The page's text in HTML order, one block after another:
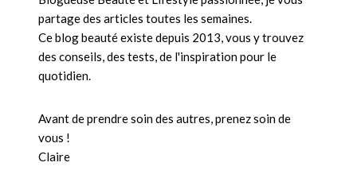
partage des articles toutes les semaines.
Ce blog beauté existe depuis 2013, vous y trouvez
des conseils, des tests, de l'inspiration pour le
quotidien.
Avant de prendre soin des autres, prenez soin de
vous !
Claire